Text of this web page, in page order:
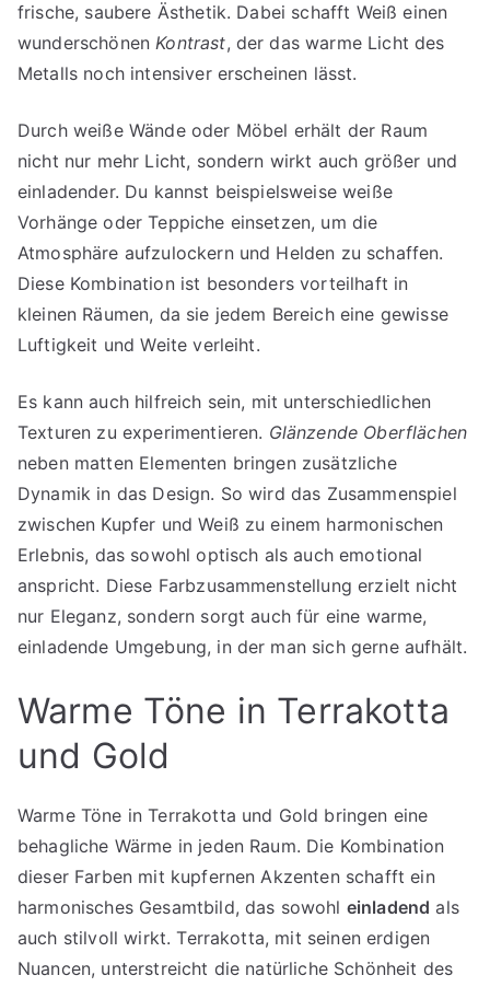
frische, saubere Ästhetik. Dabei schafft Weiß einen
wunderschönenKontrast, der das warme Licht des
Metalls noch intensiver erscheinen lässt.
Durch weiße Wände oder Möbel erhält der Raum
nicht nur mehr Licht, sondern wirkt auch größer und
einladender. Du kannst beispielsweise weiße
Vorhänge oder Teppiche einsetzen, um die
Atmosphäre aufzulockern und Helden zu schaffen.
Diese Kombination ist besonders vorteilhaft in
kleinen Räumen, da sie jedem Bereich eine gewisse
Luftigkeit und Weite verleiht.
Es kann auch hilfreich sein, mit unterschiedlichen
Texturen zu experimentieren. Glänzende Oberflächen
neben matten Elementen bringen zusätzliche
Dynamik in das Design. So wird das Zusammenspiel
zwischen Kupfer und Weiß zu einem harmonischen
Erlebnis, das sowohl optisch als auch emotional
anspricht. Diese Farbzusammenstellung erzielt nicht
nur Eleganz, sondern sorgt auch für eine warme,
einladende Umgebung, in der man sich gerne aufhält.
Warme Töne in Terrakotta
und Gold
Warme Töne in Terrakotta und Gold bringen eine
behagliche Wärme in jeden Raum. Die Kombination
dieser Farben mit kupfernen Akzenten schafft ein
harmonisches Gesamtbild, das sowohl einladend als
auch stilvoll wirkt. Terrakotta, mit seinen erdigen
Nuancen, unterstreicht die natürliche Schönheit des